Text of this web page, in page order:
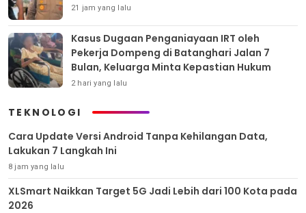
21 jam yang lalu
Kasus Dugaan Penganiayaan IRT oleh
Pekerja Dompeng di Batanghari Jalan 7
Bulan, Keluarga Minta Kepastian Hukum
2 hari yang lalu
TEKNOLOGI
Cara Update Versi Android Tanpa Kehilangan Data,
Lakukan 7 Langkah Ini
8 jam yang lalu
XLSmart Naikkan Target 5G Jadi Lebih dari 100 Kota pada
2026